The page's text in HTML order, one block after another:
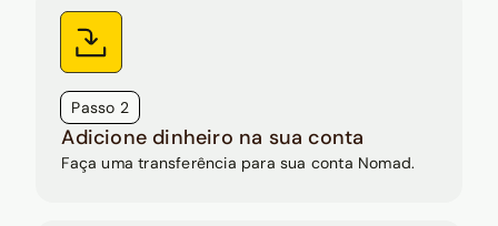
Passo 2
Adicione dinheiro na sua conta
Faça uma transferência para sua conta Nomad.